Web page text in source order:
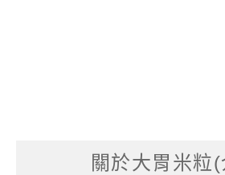
關於大胃米粒